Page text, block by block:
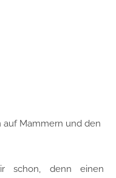
auf Mammern und den
schon, denn einen